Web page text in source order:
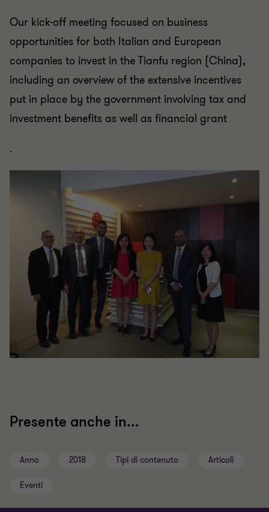
Our kick-off meeting focused on business
opportunities for both Italian and European
companies to invest in the Tianfu region (China),
including an overview of the extensive incentives
put in place by the government involving tax and
investment benefits as well as financial grant
.
Presente anche in...
Anno 2018 Tipi di contenuto Articoli
Eventi